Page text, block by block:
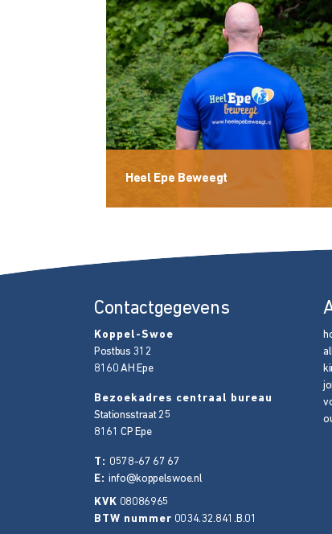
Heel Epe Beweegt
Contactgegevens
Koppel-Swoe
Postbus 312
8160 AH Epe
Bezoekadres centraal bureau
Stationsstraat 25
8161 CP Epe
T: 0578-67 67 67
E: info@koppelswoe.nl
KVK 08086965
BTW nummer 0034.32.841.B.01